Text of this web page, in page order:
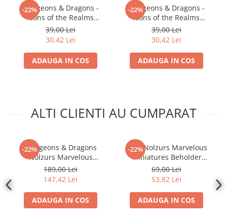
Accesorii Clasice
Book Nooks
Hello Kitty - Produse Oficiale
Comic Books (Benzi Desenate)
Yu-Gi-Oh!
Pokemon TCG
Accesorii TCG
Digimon Card Game
Cardfight!! Vanguard
Weis Schwarz
-22%
Dungeons & Dragons -
Icons of the Realms
Premium Figures: Male
Goliath Fighter
39,00 Lei
30,42 Lei
ADAUGA IN COS
-22%
Dungeons & Dragons -
Icons of the Realms
Premium Figures: Male
Firbolg Druid
39,00 Lei
30,42 Lei
ADAUGA IN COS
ALTI CLIENTI AU CUMPARAT
-22%
Dungeons & Dragons
Nolzurs Marvelous
Miniatures: Adult White
Dragon
189,00 Lei
147,42 Lei
ADAUGA IN COS
-22%
D&D Nolzurs Marvelous
Miniatures Beholder
Unpainted WizKids
69,00 Lei
53,82 Lei
ADAUGA IN COS